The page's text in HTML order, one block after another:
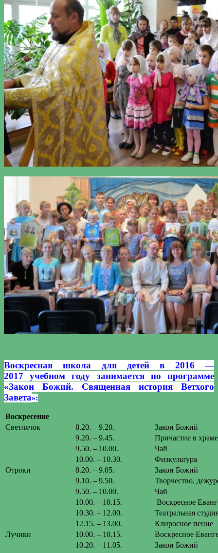
Воскресная школа для детей в 2016 —
2017 учебном году занимается по программе
«Закон Божий. Священная история Ветхого
Завета»:
Воскресение
Светлячок
8.20. – 9.20.
Закон Божий
9.20. – 9.45.
Причастие в храме
9.50. – 10.00.
Чай
10.00. – 10.30.
Физкультура
Отроки
8.20. – 9.05.
Закон Божий
9.10. – 9.50.
Творчество,
9.50. – 10.00.
Чай
10.00. – 10.15.
Воскресное
10.30. – 12.00.
Театральная
12.15. – 13.00.
Клиросное пение
Лучики
10.00. – 10.15.
Воскресное
10.20. – 11.05.
Закон Божий